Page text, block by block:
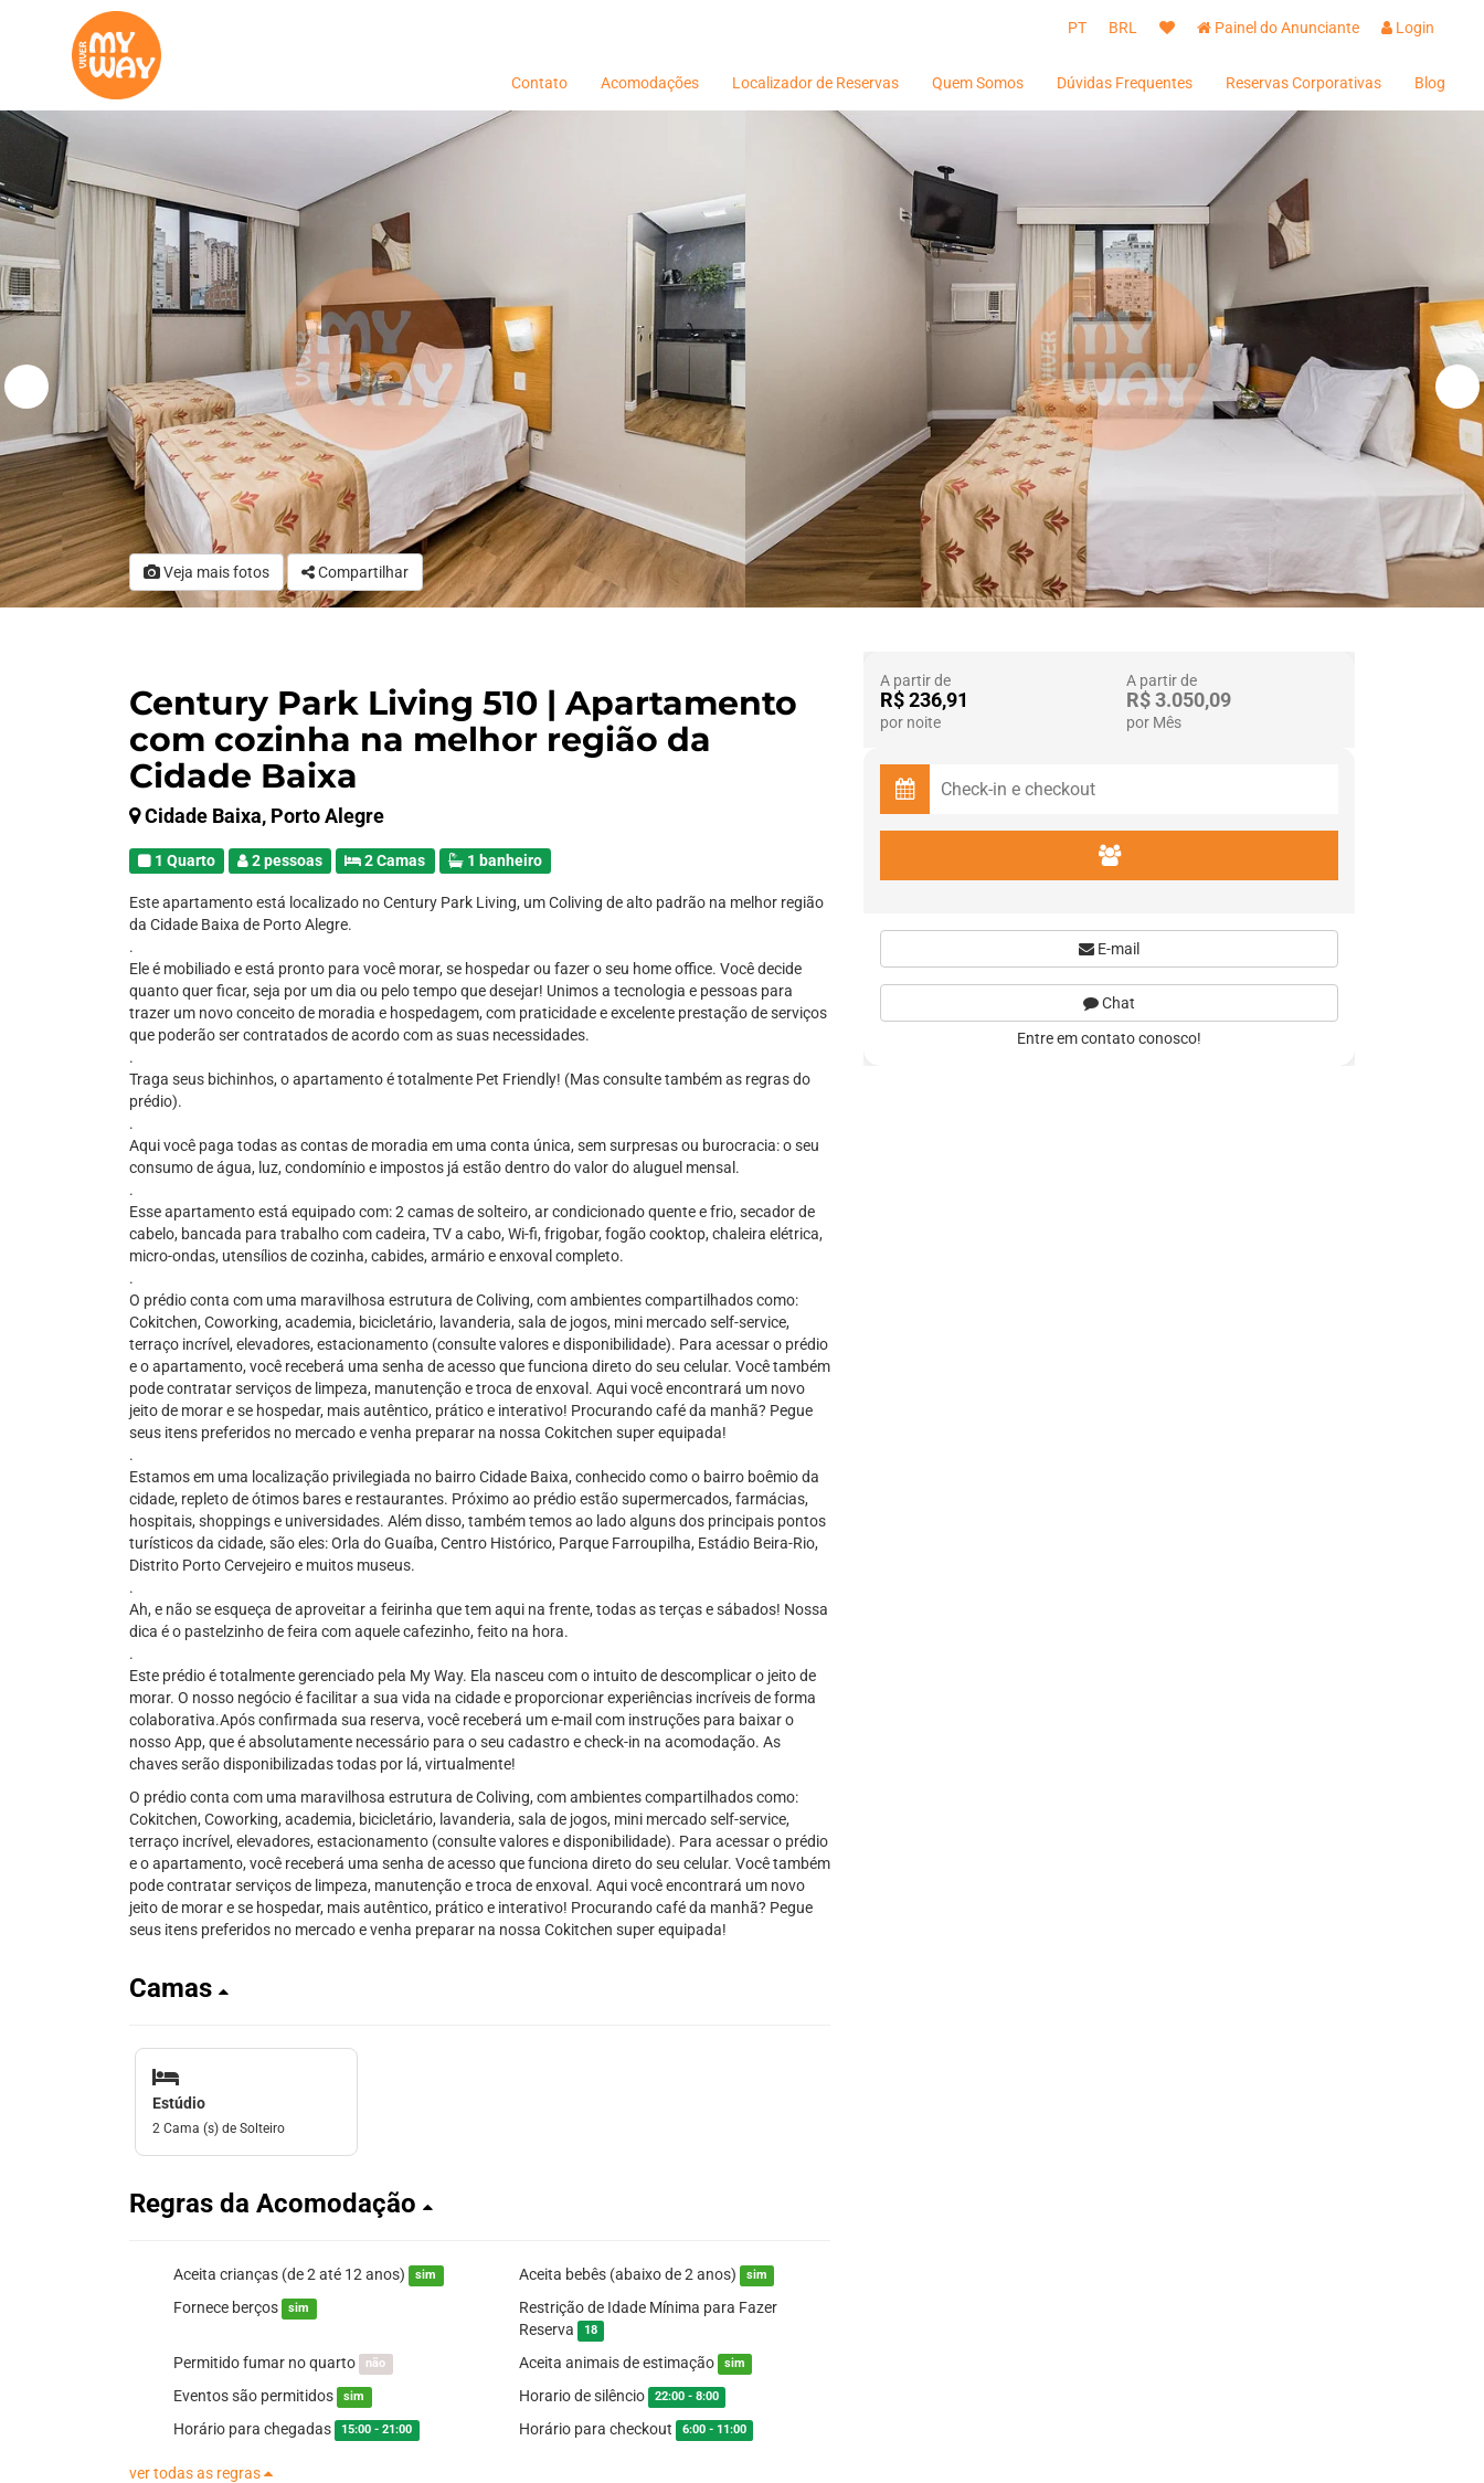
PT BRL Painel do Anunciante Login
Contato Acomodações Localizador de Reservas Quem Somos Dúvidas Frequentes Reservas Corporativas Blog
Veja mais fotos Compartilhar
Century Park Living 510 | Apartamento
com cozinha na melhor região da
Cidade Baixa
Cidade Baixa, Porto Alegre
1 Quarto 2 pessoas 2 Camas 1 banheiro
Este apartamento está localizado no Century Park Living, um Coliving de alto padrão na melhor região
da Cidade Baixa de Porto Alegre.
.
Ele é mobiliado e está pronto para você morar, se hospedar ou fazer o seu home office. Você decide
quanto quer ficar, seja por um dia ou pelo tempo que desejar! Unimos a tecnologia e pessoas para
trazer um novo conceito de moradia e hospedagem, com praticidade e excelente prestação de serviços
que poderão ser contratados de acordo com as suas necessidades.
.
Traga seus bichinhos, o apartamento é totalmente Pet Friendly! (Mas consulte também as regras do
prédio).
.
Aqui você paga todas as contas de moradia em uma conta única, sem surpresas ou burocracia: o seu
consumo de água, luz, condomínio e impostos já estão dentro do valor do aluguel mensal.
.
Esse apartamento está equipado com: 2 camas de solteiro, ar condicionado quente e frio, secador de
cabelo, bancada para trabalho com cadeira, TV a cabo, Wi-fi, frigobar, fogão cooktop, chaleira elétrica,
micro-ondas, utensílios de cozinha, cabides, armário e enxoval completo.
.
O prédio conta com uma maravilhosa estrutura de Coliving, com ambientes compartilhados como:
Cokitchen, Coworking, academia, bicicletário, lavanderia, sala de jogos, mini mercado self-service,
terraço incrível, elevadores, estacionamento (consulte valores e disponibilidade). Para acessar o prédio
e o apartamento, você receberá uma senha de acesso que funciona direto do seu celular. Você também
pode contratar serviços de limpeza, manutenção e troca de enxoval. Aqui você encontrará um novo
jeito de morar e se hospedar, mais autêntico, prático e interativo! Procurando café da manhã? Pegue
seus itens preferidos no mercado e venha preparar na nossa Cokitchen super equipada!
.
Estamos em uma localização privilegiada no bairro Cidade Baixa, conhecido como o bairro boêmio da
cidade, repleto de ótimos bares e restaurantes. Próximo ao prédio estão supermercados, farmácias,
hospitais, shoppings e universidades. Além disso, também temos ao lado alguns dos principais pontos
turísticos da cidade, são eles: Orla do Guaíba, Centro Histórico, Parque Farroupilha, Estádio Beira-Rio,
Distrito Porto Cervejeiro e muitos museus.
.
Ah, e não se esqueça de aproveitar a feirinha que tem aqui na frente, todas as terças e sábados! Nossa
dica é o pastelzinho de feira com aquele cafezinho, feito na hora.
.
Este prédio é totalmente gerenciado pela My Way. Ela nasceu com o intuito de descomplicar o jeito de
morar. O nosso negócio é facilitar a sua vida na cidade e proporcionar experiências incríveis de forma
colaborativa.Após confirmada sua reserva, você receberá um e-mail com instruções para baixar o
nosso App, que é absolutamente necessário para o seu cadastro e check-in na acomodação. As
chaves serão disponibilizadas todas por lá, virtualmente!
O prédio conta com uma maravilhosa estrutura de Coliving, com ambientes compartilhados como:
Cokitchen, Coworking, academia, bicicletário, lavanderia, sala de jogos, mini mercado self-service,
terraço incrível, elevadores, estacionamento (consulte valores e disponibilidade). Para acessar o prédio
e o apartamento, você receberá uma senha de acesso que funciona direto do seu celular. Você também
pode contratar serviços de limpeza, manutenção e troca de enxoval. Aqui você encontrará um novo
jeito de morar e se hospedar, mais autêntico, prático e interativo! Procurando café da manhã? Pegue
seus itens preferidos no mercado e venha preparar na nossa Cokitchen super equipada!
Camas
Estúdio
2 Cama (s) de Solteiro
Regras da Acomodação
Aceita crianças (de 2 até 12 anos) sim Aceita bebês (abaixo de 2 anos) sim
Fornece berços sim
Restrição de Idade Mínima para Fazer
Reserva
18
Permitido fumar no quarto não Aceita animais de estimação sim
Eventos são permitidos sim Horario de silêncio 22:00 - 8:00
Horário para chegadas 15:00 - 21:00 Horário para checkout 6:00 - 11:00
ver todas as regras
A partir de
R$ 236,91
por noite
A partir de
R$ 3.050,09
por Mês
E-mail
Chat
Entre em contato conosco!